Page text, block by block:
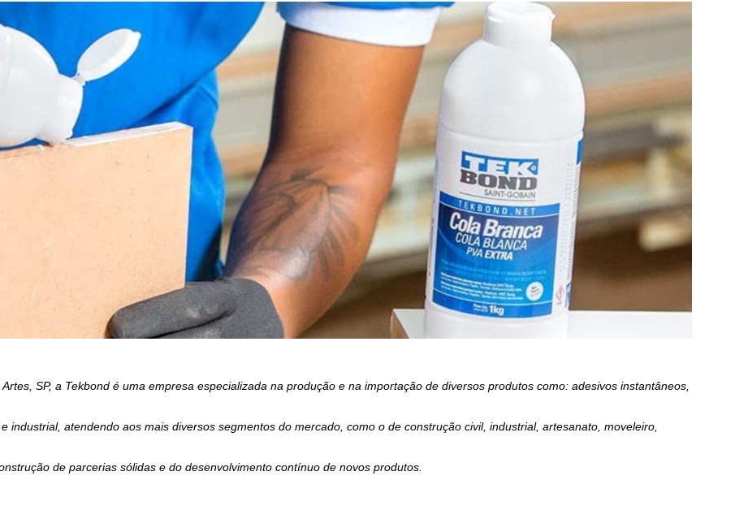
SP, a Tekbond é uma empresa especializada na produção e na importação de diversos produtos como: adesivos instantâneos,
industrial, atendendo aos mais diversos segmentos do mercado, como o de construção civil, industrial, artesanato, moveleiro,
de parcerias sólidas e do desenvolvimento contínuo de novos produtos.